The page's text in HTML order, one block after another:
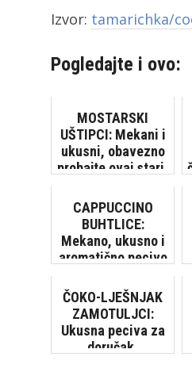
Izvor: tamarichka/
Pogledajte i ovo:
MOSTARSKI
UŠTIPCI: Mekani i
ukusni, obavezno
probajte ovaj stari,
CAPPUCCINO
BUHTLICE:
Mekano, ukusno i
aromatično pecivo
ČOKO-LJEŠNJAK
ZAMOTULJCI:
Ukusna peciva za
doručak,